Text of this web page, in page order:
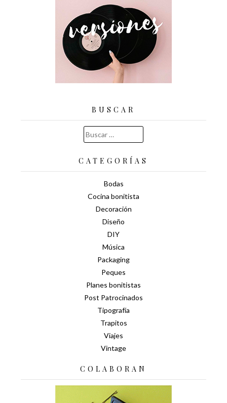
BUSCAR
Buscar:
CATEGORÍAS
Bodas
Cocina bonitista
Decoración
Diseño
DIY
Música
Packaging
Peques
Planes bonitistas
Post Patrocinados
Tipografía
Trapitos
Viajes
Vintage
COLABORAN